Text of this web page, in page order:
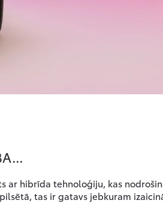
ar hibrīda tehnoloģiju, kas
tas ir gatavs jebkuram